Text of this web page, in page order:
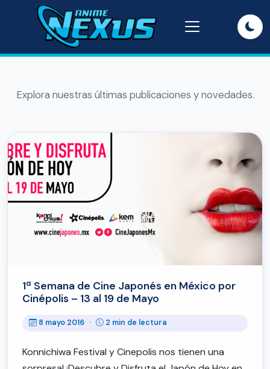
Explora nuestras últimas publicaciones y novedades.
1ª Semana de Cine Japonés en México por
Cinépolis – 13 al 19 de Mayo
8 mayo 2016 · 2 min de lectura
Konnichiwa Festival y Cinepolis nos tienen una